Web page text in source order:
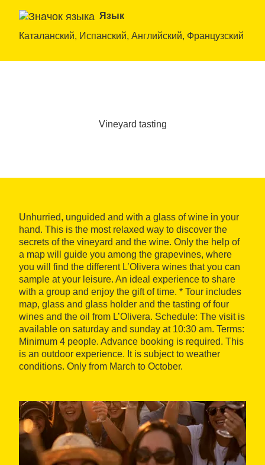
Язык
Каталанский, Испанский, Английский, Французский
Vineyard tasting
Unhurried, unguided and with a glass of wine in your
hand. This is the most relaxed way to discover the
secrets of the vineyard and the wine. Only the help of
a map will guide you among the grapevines, where
you will find the different L’Olivera wines that you can
sample at your leisure. An ideal experience to share
with a group and enjoy the gift of time. * Tour includes
map, glass and glass holder and the tasting of four
wines and the oil from L’Olivera. Schedule: The visit is
available on saturday and sunday at 10:30 am. Terms:
Minimum 4 people. Advance booking is required. This
is an outdoor experience. It is subject to weather
conditions. Only from March to October.